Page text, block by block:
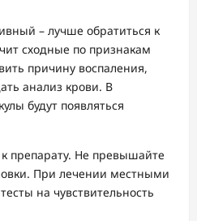
– лучше обратиться к
сходные по признакам
причину воспаления,
анализ крови. В
будут появляться
препарату. Не превышайте
При лечении местными
на чувствительность